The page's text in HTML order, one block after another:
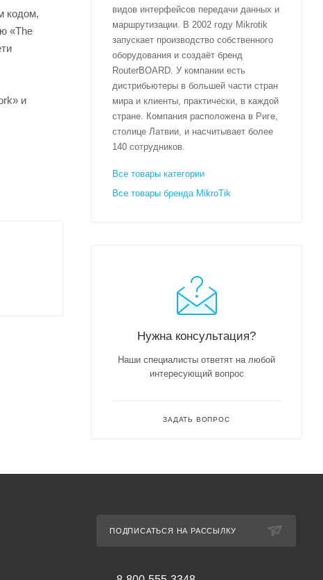
кодом,
«The
и
видов интерфейсов передачи данных и
маршрутизации. В 2002 году Mikrotik
запускает производство собственного
оборудования и создаёт бренд
RouterBOARD. У компании есть
дистрибьютеры в большей части стран
мира и клиенты, практически, в каждой
стране. Компания расположена в Риге,
столице Латвии, и насчитывает более
140 сотрудников.
Все товары категории
Все товары бренда MikroTik
Нужна консультация?
Наши специалисты ответят на любой
интересующий вопрос
ЗАДАТЬ ВОПРОС
ПОДПИСАТЬСЯ НА РАССЫЛКУ